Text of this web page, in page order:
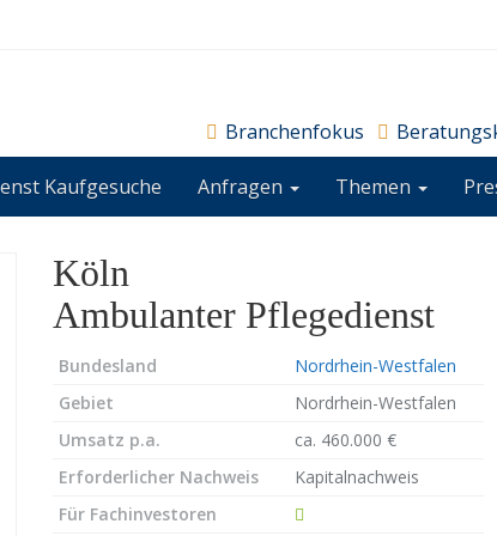
Branchenfokus
Kaufgesuche Anfragen Themen
Köln
Ambulanter Pflegedienst
Bundesland
Nordrhein-Westfalen
Gebiet
Nordrhein-Westfalen
Umsatz p.a.
ca. 460.000 €
Erforderlicher Nachweis
Kapitalnachweis
Für Fachinvestoren